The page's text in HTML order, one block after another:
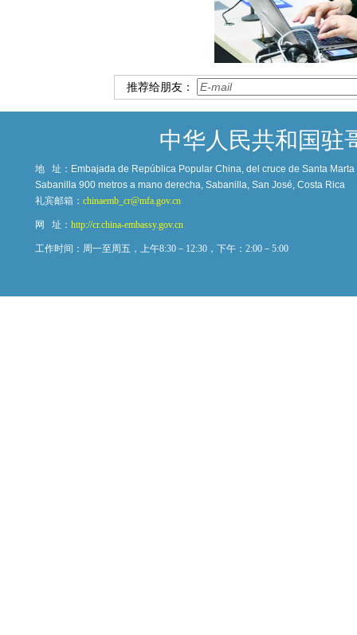
推荐给朋友：
中华人民共和国驻
地 址： Embajada de República Popular China, del cruce de Santa
Sabanilla 900 metros a mano derecha, Sabanilla, San José, Costa Rica
礼宾邮箱： chinaemb_cr@mfa.gov.cn
网 址： http://cr.china-embassy.gov.cn
工作时间：周一至周五，上午8:30－12:30，下午：2:00－5:00